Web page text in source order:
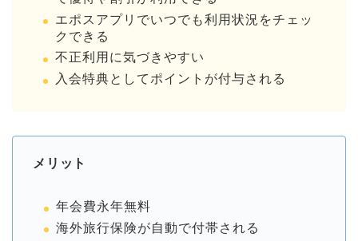
エポスアプリでいつでも利用状況をチェッ
クできる
不正利用に気づきやすい
入会特典としてポイントが付与される
メリット
年会費永年無料
海外旅行保険が自動で付帯される